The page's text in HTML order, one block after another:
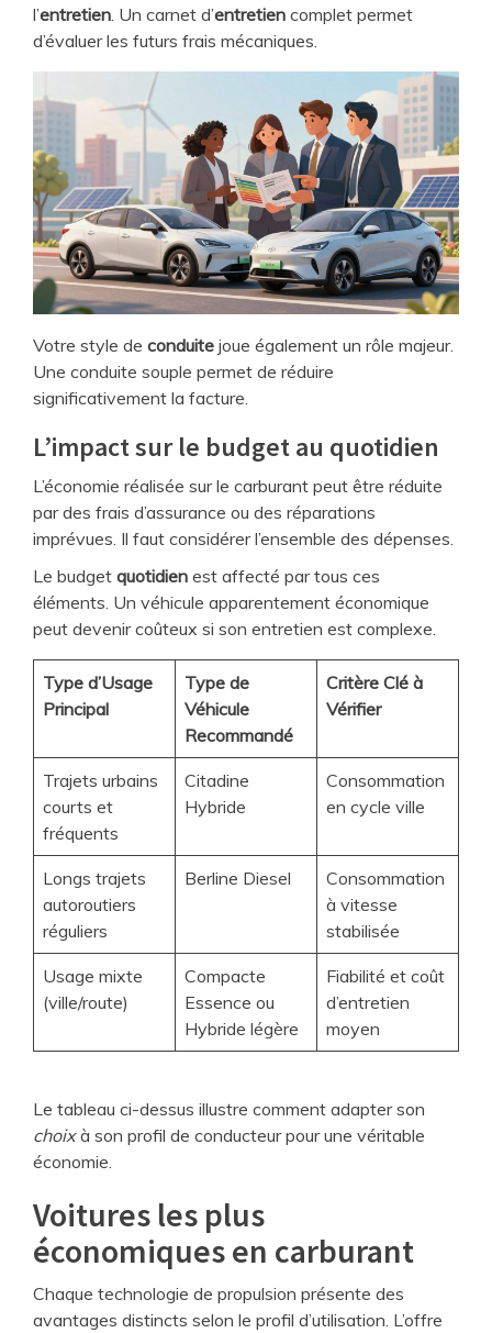
l’entretien . Un carnet d’entretien complet permet
d’évaluer les futurs frais mécaniques.
Votre style de conduite joue également un rôle majeur.
Une conduite souple permet de réduire
significativement la facture.
L’impact sur le budget au quotidien
L’économie réalisée sur le carburant peut être réduite
par des frais d’assurance ou des réparations
imprévues. Il faut considérer l’ensemble des dépenses.
Le budget quotidien est affecté par tous ces
éléments. Un véhicule apparentement économique
peut devenir coûteux si son entretien est complexe.
Type d’Usage
Principal
Type de
Véhicule
Recommandé
Critère Clé à
Vérifier
Trajets urbains
courts et
fréquents
Citadine
Hybride
Consommation
en cycle ville
Longs trajets
autoroutiers
réguliers
Berline Diesel
Consommation
à vitesse
stabilisée
Usage mixte
(ville/route)
Compacte
Essence ou
Hybride légère
Fiabilité et coût
d’entretien
moyen
Le tableau ci-dessus illustre comment adapter son
choixà son profil de conducteur pour une véritable
économie.
Voitures les plus
économiques en carburant
Chaque technologie de propulsion présente des
avantages distincts selon le profil d’utilisation. L’offre